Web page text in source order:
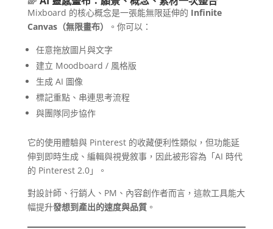
Mixboard 的核心概念是一張能無限延伸的 Infinite
Canvas（無限畫布）
。你可以：
任意拖放圖片與文字
建立 Moodboard / 風格版
生成 AI 圖像
標記重點、串連思考流程
與團隊同步協作
它的使用體驗與 Pinterest 的收藏便利性類似，但功能延
伸到即時生成、編輯與視覺敘事，因此被形容為「AI 時代
的 Pinterest 2.0」。
對設計師、行銷人、PM、內容創作者而言，這款工具能大
幅提升發想到產出的速度與品質。